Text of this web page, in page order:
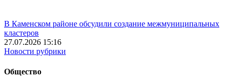
В Каменском районе обсудили создание межмуниципальных
кластеров
27.07.2026 15:16
Новости рубрики
Общество